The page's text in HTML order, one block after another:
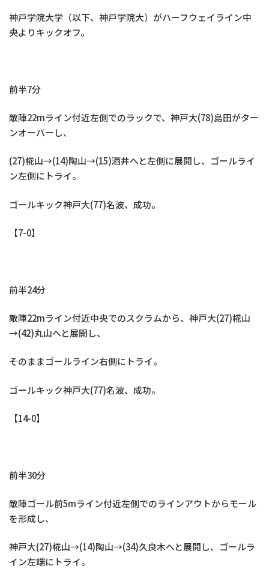
神戸学院大学（以下、神戸学院大）がハーフウェイライン中
央よりキックオフ。
前半7分
敵陣22mライン付近左側でのラックで、神戸大(78)島田がター
ンオーバーし、
(27)椛山→(14)陶山→(15)酒井へと左側に展開し、ゴールライ
ン左側にトライ。
ゴールキック神戸大(77)名波、成功。
【7-0】
前半24分
敵陣22mライン付近中央でのスクラムから、神戸大(27)椛山
→(42)丸山へと展開し、
そのままゴールライン右側にトライ。
ゴールキック神戸大(77)名波、成功。
【14-0】
前半30分
敵陣ゴール前5mライン付近左側でのラインアウトからモール
を形成し、
神戸大(27)椛山→(14)陶山→(34)久良木へと展開し、ゴールラ
イン左端にトライ。